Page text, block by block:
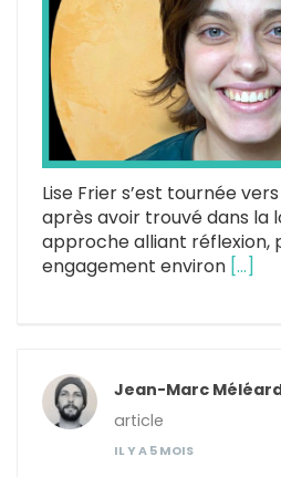
Lise Frier s’est tournée
après avoir trouvé dans la
approche alliant réflexion,
engagement environ […]
Jean-Marc
article
IL Y A 5 MOIS